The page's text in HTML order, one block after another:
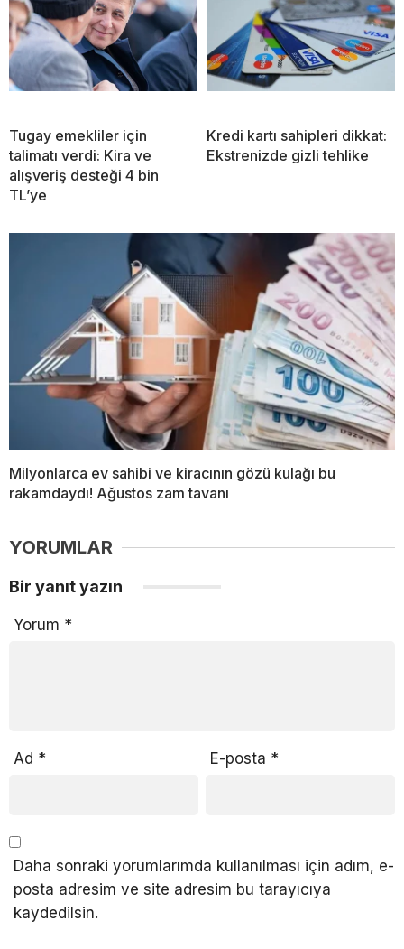
Tugay emekliler için
talimatı verdi: Kira ve
alışveriş desteği 4 bin
TL’ye
Kredi kartı sahipleri dikkat:
Ekstrenizde gizli tehlike
Milyonlarca ev sahibi ve kiracının gözü kulağı bu
rakamdaydı! Ağustos zam tavanı
YORUMLAR
Bir yanıt yazın
Yorum *
Ad * E-posta *
Daha sonraki yorumlarımda kullanılması için adım, e-
posta adresim ve site adresim bu tarayıcıya
kaydedilsin.